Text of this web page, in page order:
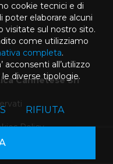
Cannetese Srl
Policy
cookie tecnici e di
elaborare alcuni
visitate sul nostro sito.
come utilizziamo
completa.
acconsenti all’utilizzo
diverse tipologie.
RIFIUTA